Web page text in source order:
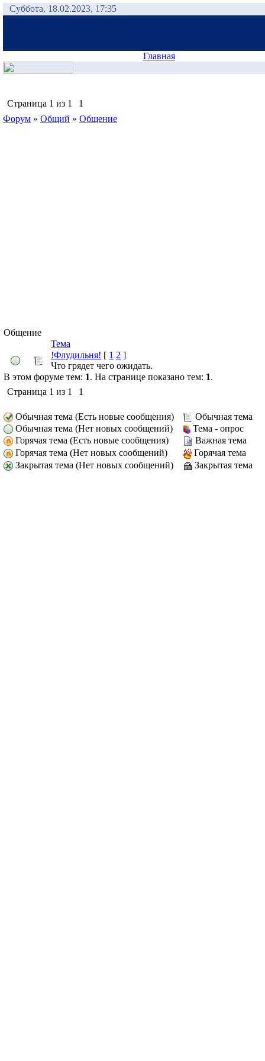
Суббота, 18.02.2023, 17:35
Главная
Страница 1 из 1
1
Форум » Общий » Общение
Общение
Тема
!Флудильня! [ 1 2 ]
Что грядет чего ожидать.
В этом форуме тем: 1. На странице показано тем: 1.
Страница 1 из 1 1
Обычная тема (Есть новые сообщения)
Обычная тема
Обычная тема (Нет новых сообщений)
Тема - опрос
Горячая тема (Есть новые сообщения)
Важная тема
Горячая тема (Нет новых сообщений)
Горячая тема
Закрытая тема (Нет новых сообщений)
Закрытая тема